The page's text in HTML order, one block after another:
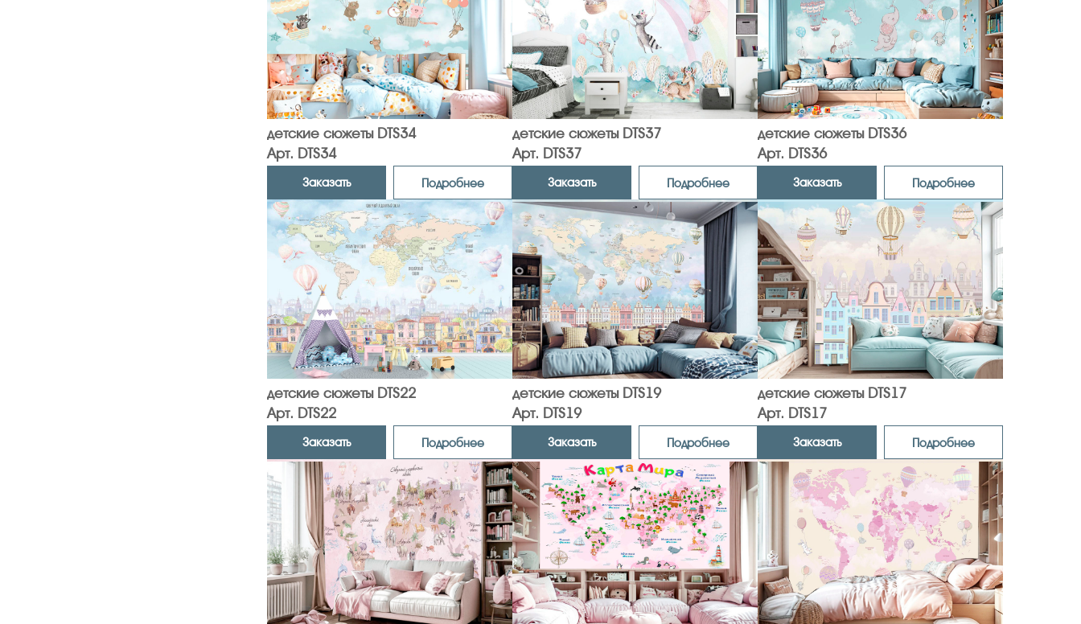
детские сюжеты DTS34
Арт. DTS34
Заказать Подробнее
детские сюжеты DTS37
Арт. DTS37
Заказать Подробнее
детские сюжеты DTS36
Арт. DTS36
Заказать Подробнее
детские сюжеты DTS22
Арт. DTS22
Заказать Подробнее
детские сюжеты DTS19
Арт. DTS19
Заказать Подробнее
детские сюжеты DTS17
Арт. DTS17
Заказать Подробнее